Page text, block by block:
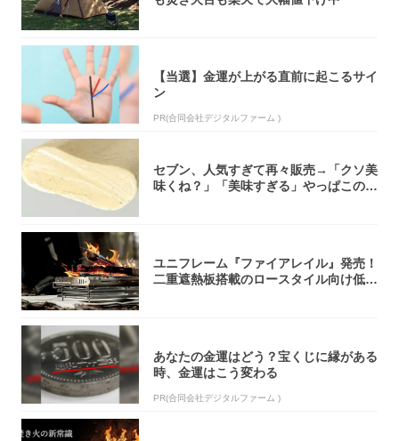
【当選】金運が上がる直前に起こるサイ
ン
PR(合同会社デジタルファーム )
セブン、人気すぎて再々販売→「クソ美
味くね？」「美味すぎる」やっぱこのク
ユニフレーム『ファイアレイル』発売！
二重遮熱板搭載のロースタイル向け低型
あなたの金運はどう？宝くじに縁がある
時、金運はこう変わる
PR(合同会社デジタルファーム )